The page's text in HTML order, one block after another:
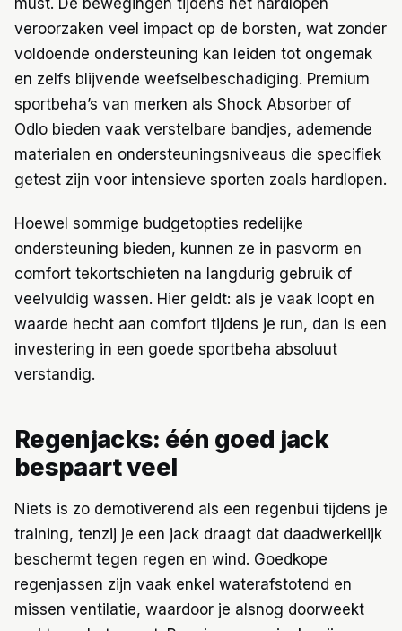
must. De bewegingen tijdens het hardlopen
veroorzaken veel impact op de borsten, wat zonder
voldoende ondersteuning kan leiden tot ongemak
en zelfs blijvende weefselbeschadiging. Premium
sportbeha’s van merken als Shock Absorber of
Odlo bieden vaak verstelbare bandjes, ademende
materialen en ondersteuningsniveaus die specifiek
getest zijn voor intensieve sporten zoals hardlopen.
Hoewel sommige budgetopties redelijke
ondersteuning bieden, kunnen ze in pasvorm en
comfort tekortschieten na langdurig gebruik of
veelvuldig wassen. Hier geldt: als je vaak loopt en
waarde hecht aan comfort tijdens je run, dan is een
investering in een goede sportbeha absoluut
verstandig.
Regenjacks: één goed jack
bespaart veel
Niets is zo demotiverend als een regenbui tijdens je
training, tenzij je een jack draagt dat daadwerkelijk
beschermt tegen regen en wind. Goedkope
regenjassen zijn vaak enkel waterafstotend en
missen ventilatie, waardoor je alsnog doorweekt